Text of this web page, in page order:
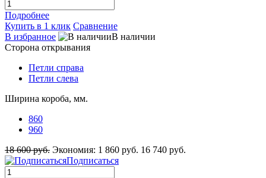
Подробнее
Купить в 1 клик Сравнение
В избранное
В наличии
Сторона открывания
Петли справа
Петли слева
Ширина короба, мм.
860
960
18 600 руб. Экономия: 1 860 руб. 16 740 руб.
Подписаться